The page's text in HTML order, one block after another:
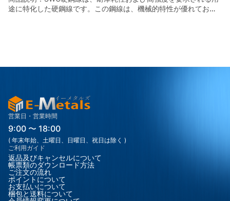
酷な条件下での使用が可能です。 ◎優れた靭性：硬鋼線は高靭性
で、ご指定の長さに真っ直ぐカットしたものをご希望の場合はお
途に特化した硬鋼線です。この鋼線は、機械的特性が優れてお
い引張強度を有しており、強度が要求される環境下でも長期間に
耐用年数が長いです。 ◎優れた加工性：硬鋼線は、冷間加工によ
って精密なサイズ調整が可能であり、特に高精度な部品製造に適
しています。 ◎優れた靭性：硬鋼線は、衝撃に対しても一定の耐
性を持っており、破断しにくい特性を備えています。 ◎高温耐
性：一定の温度範囲内で使用できるため、高温環境でも安定した
強度を保つことができます。 ※コイルの癖がありますので、ご指
定の長さに真っ直ぐカットしたものをご希望の場合はお気軽にお
問合せ下さい。
営業日・営業時間
9:00 〜 18:00
( 年末年始、土曜日、日曜日、祝日は除く )
ご利用ガイド
返品及びキャンセルについて
帳票類のダウンロード方法
ご注文の流れ
ポイントについて
お支払いについて
梱包と送料について